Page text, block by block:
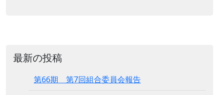
最新の投稿
第66期 第7回組合委員会報告